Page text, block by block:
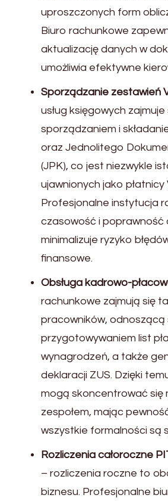
uproszczonych form
Biuro rachunkowe
aktualizację danych w
umożliwia efektywne
Sporządzanie zestawień
usług księgowych zajmuje
sporządzaniem i
oraz Jednolitego
(JPK), co jest niezwykle
ujawnionych jako płatnicy
Profesjonalne instytucja
czasowość i poprawność
minimalizuje ryzyko
finansowe.
Obsługa kadrowo-
rachunkowe zajmują się
pracowników, odnoszącą
przygotowywaniem list
wynagrodzeń, a także
deklaracji ZUS. Dzięki
mogą skoncentrować się
zespołem, mając
wszystkie formalności są
Rozliczenia całoroczne
– rozliczenia roczne to
biznesu. Profesjonalne